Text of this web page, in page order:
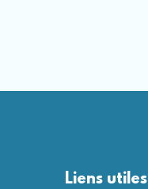
Liens utiles